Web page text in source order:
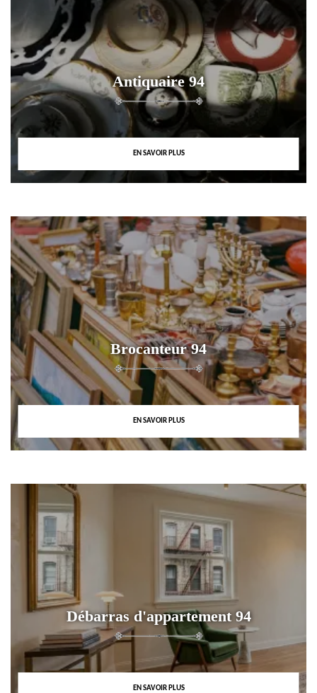
Antiquaire 94
EN SAVOIR PLUS
Brocanteur 94
EN SAVOIR PLUS
Débarras d'appartement 94
EN SAVOIR PLUS